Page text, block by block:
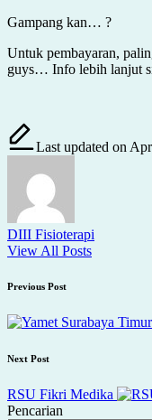
Gampang kan… ?
Untuk pembayaran,
guys… Info lebih lanjut
Last updated on
DIII Fisioterapi
View All Posts
Post
navigation
Previous Post
Next Post
RSU Fikri Medika
Pencarian